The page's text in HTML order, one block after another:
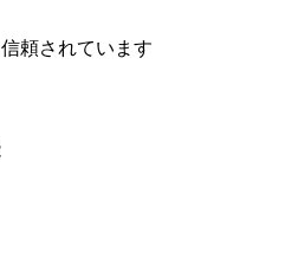
頼されています